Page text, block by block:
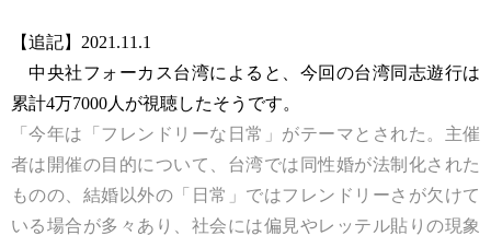
【追記】2021.11.1
中央社フォーカス台湾によると、今回の台湾同志遊行は
累計4万7000人が視聴したそうです。
「今年は「フレンドリーな日常」がテーマとされた。主催
者は開催の目的について、台湾では同性婚が法制化された
ものの、結婚以外の「日常」ではフレンドリーさが欠けて
いる場合が多々あり、社会には偏見やレッテル貼りの現象